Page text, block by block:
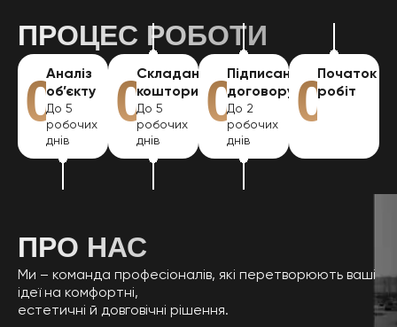
ПРОЦЕС РОБОТИ
01
Аналіз
об’єкту
До 5
робочих
днів
02
Складання
кошторису
До 5
робочих
днів
03
Підписання
договору
До 2
робочих
днів
04
Початок
робіт
ПРО НАС
Ми – команда професіоналів, які перетворюють ваші
ідеї на комфортні,
естетичні й довговічні рішення.